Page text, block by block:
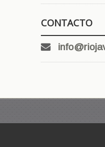
CONTACTO